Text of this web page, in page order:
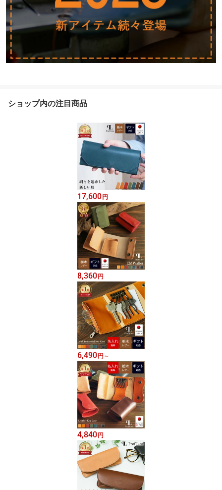
ショップ内の注目商品
17,600 円
8,360 円
6,490 円 ～
4,840 円